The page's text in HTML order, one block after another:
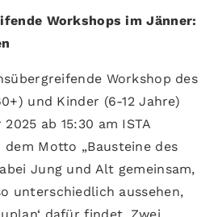
Workshops im Jänner:
Workshop des
und Kinder (6-12 Jahre)
ab 15:30 am ISTA
Motto „Bausteine des
Jung und Alt gemeinsam,
unterschiedlich aussehen,